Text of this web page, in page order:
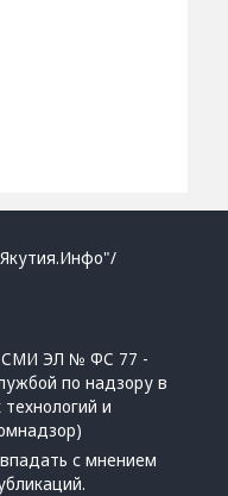
СМИ ЭЛ № ФС 77 -
по надзору в
и
с мнением